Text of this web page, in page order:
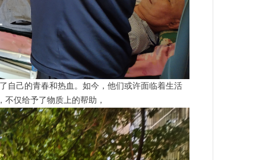
己的青春和热血。如今，他们或许面临着生活
仅给予了物质上的帮助，